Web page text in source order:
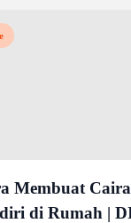
Membuat
di Rumah |